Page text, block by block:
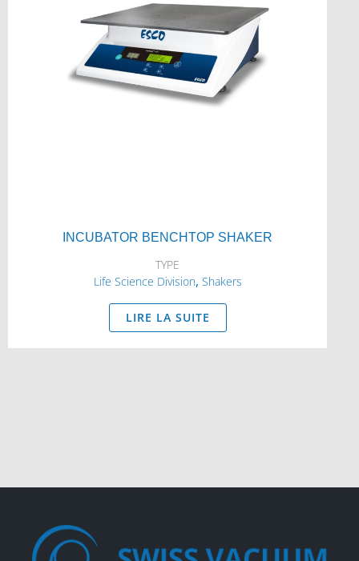
INCUBATOR BENCHTOP SHAKER
TYPE
Life Science Division, Shakers
LIRE LA SUITE